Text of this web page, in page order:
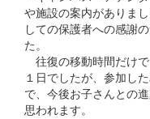
や施設の案内がありま
しての保護者への感謝
た。
往復の移動時間だけ
１日でしたが、参加し
で、今後お子さんとの
思われます。